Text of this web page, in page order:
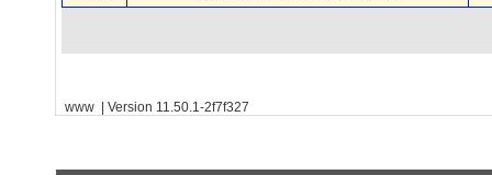
www | Version 11.50.1-2f7f327